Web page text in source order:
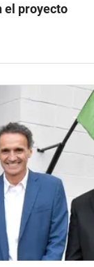
el proyecto